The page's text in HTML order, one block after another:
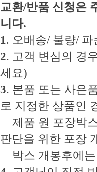
교환/반품 신청은
니다.
1. 오배송/ 불량/
2. 고객 변심의 경
세요)
3. 본품 또는 사은
로 지정한 상품인
제품 원 포장박
판단을 위한 포장
박스 개봉후에는